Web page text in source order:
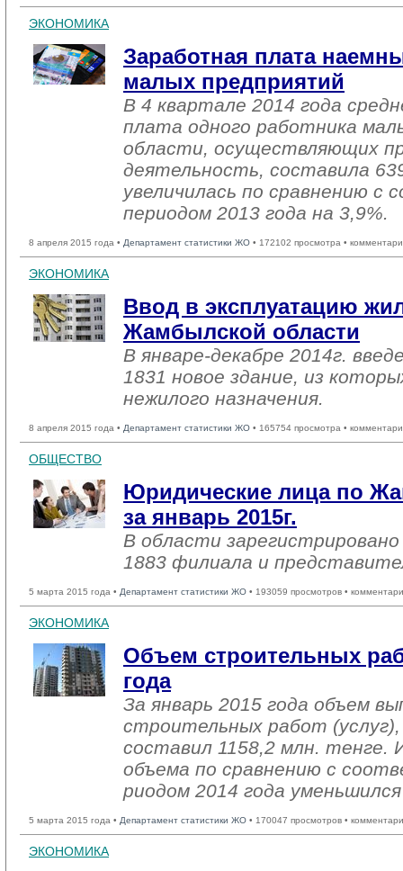
ЭКОНОМИКА
Заработная плата
малых предприятий
В 4 квартале 2014 года
плата одного работника
области, осуществляющих
деятельность, составила
увеличилась по сравнению
периодом 2013 года на 3,9%.
8 апреля 2015 года • Департамент статистики ЖО • 172102 просмотра •
ЭКОНОМИКА
Ввод в эксплуатацию
Жамбылской области
В январе-декабре 2014г.
1831 новое здание, из
нежилого назначения.
8 апреля 2015 года • Департамент статистики ЖО • 165754 просмотра •
ОБЩЕСТВО
Юридические лица по
за январь 2015г.
В области
1883 филиала и
5 марта 2015 года • Департамент статистики ЖО • 193059 просмотров •
ЭКОНОМИКА
Объем строительных
года
За январь 2015 года объем
строительных работ
составил 1158,2 млн. тенге.
объема по сравнению с
риодом 2014 года
5 марта 2015 года • Департамент статистики ЖО • 170047 просмотров •
ЭКОНОМИКА